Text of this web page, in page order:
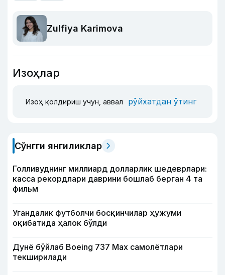
Zulfiya Karimova
Изоҳлар
Изоҳ қолдириш учун, аввал рўйхатдан ўтинг
Сўнгги янгиликлар
Голливуднинг миллиард долларлик шедеврлари:
касса рекордлари даврини бошлаб берган 4 та
фильм
Угандалик футболчи босқинчилар ҳужуми
оқибатида ҳалок бўлди
Дунё бўйлаб Boeing 737 Мах самолётлари
текширилади